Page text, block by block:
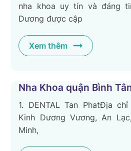
nha khoa uy tín và đáng
Dương được cập
Xem thêm
Nha Khoa quận Bình
1. DENTAL Tan PhatĐịa
Kinh Dương Vương, An
Minh,